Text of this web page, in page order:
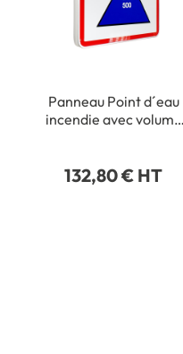
Panneau Point d´eau
incendie avec volume
132,80 € HT